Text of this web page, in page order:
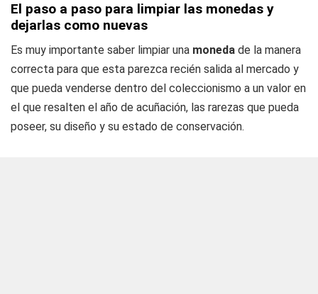
El paso a paso para limpiar las monedas y
dejarlas como nuevas
Es muy importante saber limpiar una moneda de la manera
correcta para que esta parezca recién salida al mercado y
que pueda venderse dentro del coleccionismo a un valor en
el que resalten el año de acuñación, las rarezas que pueda
poseer, su diseño y su estado de conservación.